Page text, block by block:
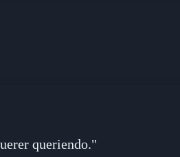
queriendo."